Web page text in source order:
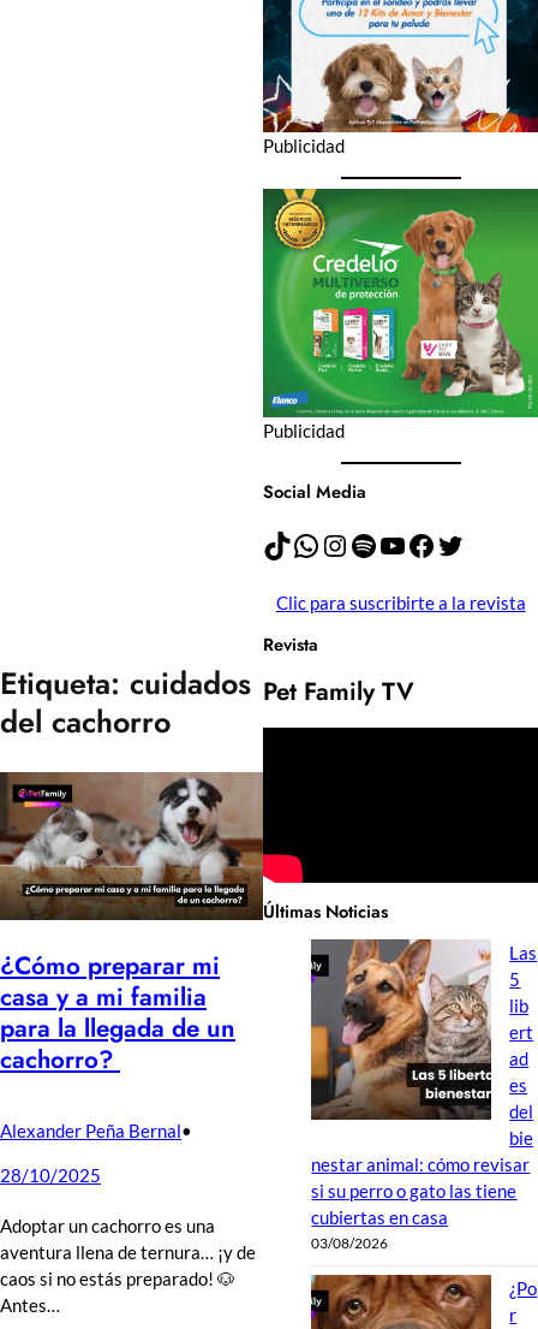
Etiqueta: cuidados
del cachorro
¿Cómo preparar mi
casa y a mi familia
para la llegada de un
cachorro?
Alexander Peña Bernal•
28/10/2025
Adoptar un cachorro es una
aventura llena de ternura… ¡y de
caos si no estás preparado! 🐶
Antes…
Publicidad
Publicidad
Social Media
TikTok WhatsApp Instagram Spotify YouTube Facebook Twitter
Clic para suscribirte a la revista
Revista
Pet Family TV
Últimas Noticias
Las
5
lib
ert
ad
es
del
bie
nestar animal: cómo revisar
si su perro o gato las tiene
cubiertas en casa
03/08/2026
¿Po
r